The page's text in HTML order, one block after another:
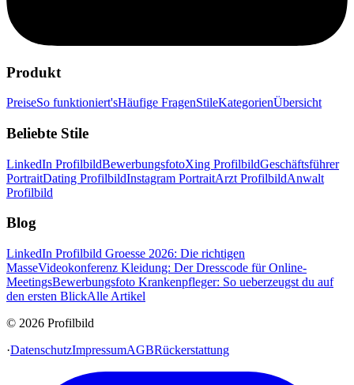
Produkt
PreiseSo funktioniert'sHäufige FragenStileKategorienÜbersicht
Beliebte Stile
LinkedIn ProfilbildBewerbungsfotoXing ProfilbildGeschäftsführer
PortraitDating ProfilbildInstagram PortraitArzt ProfilbildAnwalt
Profilbild
Blog
LinkedIn Profilbild Groesse 2026: Die richtigen
MasseVideokonferenz Kleidung: Der Dresscode für Online-
MeetingsBewerbungsfoto Krankenpfleger: So ueberzeugst du auf
den ersten BlickAlle Artikel
© 2026 Profilbild
·DatenschutzImpressumAGBRückerstattung